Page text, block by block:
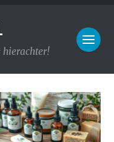
hierachter!